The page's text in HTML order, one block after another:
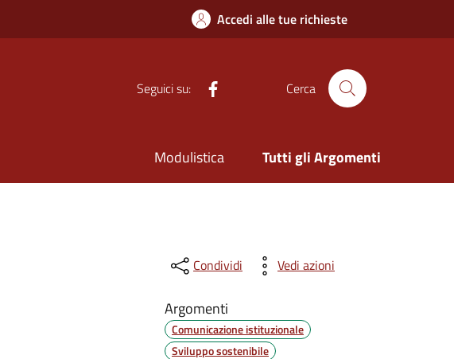
Accedi alle tue richieste
Seguici su: Cerca
Modulistica Tutti gli Argomenti
Condividi Vedi azioni
Argomenti
Comunicazione istituzionale
Sviluppo sostenibile